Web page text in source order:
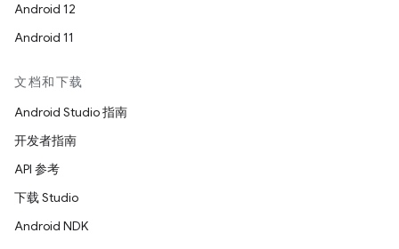
Android 12
Android 11
文档和下载
Android Studio 指南
开发者指南
API 参考
下载 Studio
Android NDK